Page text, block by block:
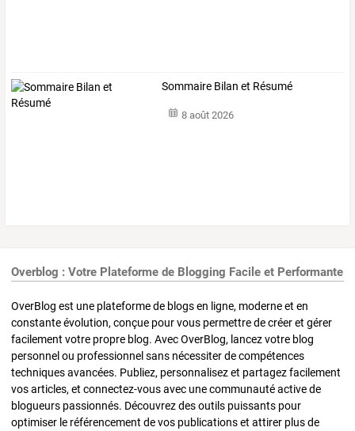
Sommaire Bilan et Résumé
8 août 2026
Overblog : Votre Plateforme de Blogging Facile et Performante
OverBlog est une plateforme de blogs en ligne, moderne et en
constante évolution, conçue pour vous permettre de créer et gérer
facilement votre propre blog. Avec OverBlog, lancez votre blog
personnel ou professionnel sans nécessiter de compétences
techniques avancées. Publiez, personnalisez et partagez facilement
vos articles, et connectez-vous avec une communauté active de
blogueurs passionnés. Découvrez des outils puissants pour
optimiser le référencement de vos publications et attirer plus de